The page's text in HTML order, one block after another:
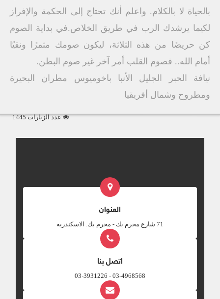
بالحياة لا بالكلام. واعلم أنك تحتاج إلى الحكمة والإفراز
لكيما يرشدك الرب في طريق الخلاص.في بداية الصوم
كن حريصًا من هذه الثلاثة، ليكون صومك مثمرًا ونقيًا
أمام الله.. فصوم القلب أمر آخر غير صوم البطن.
نيافة الحبر الجليل الأنبا باخوميوس مطران البحيرة
ومطروح وشمال أفريقيا
عدد الزيارات 1445
العنوان
‎71 شارع محرم بك - محرم بك. الاسكندريه
اتصل بنا
03-4968568 - 03-3931226